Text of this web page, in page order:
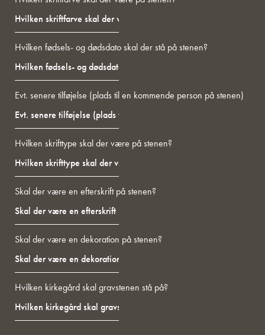
Hvilken fødsels- og dødsdato skal der stå på stenen?
Evt. senere tilføjelse (plads til en kommende person på stenen)
Hvilken skrifttype skal der være på stenen?
Skal der være en efterskrift på stenen?
Skal der være en dekoration på stenen?
Hvilken kirkegård skal gravstenen stå på?